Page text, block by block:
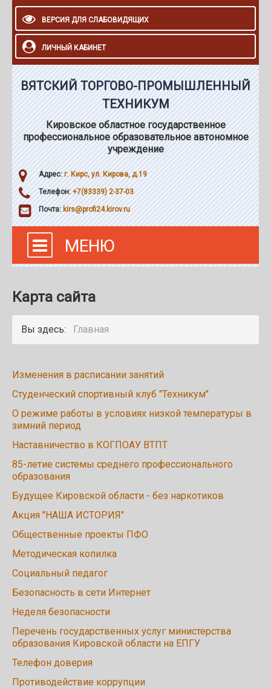
ВЕРСИЯ ДЛЯ СЛАБОВИДЯЩИХ
ЛИЧНЫЙ КАБИНЕТ
ВЯТСКИЙ ТОРГОВО-ПРОМЫШЛЕННЫЙ
ТЕХНИКУМ
Кировское областное государственное
профессиональное образовательное автономное
учреждение
Адрес: г. Кирс, ул. Кирова, д.19
Телефон: +7(83339) 2-37-03
Почта: kirs@profi24.kirov.ru
МЕНЮ
Карта сайта
Вы здесь: Главная
Изменения в расписании занятий
Студенческий спортивный клуб "Техникум"
О режиме работы в условиях низкой температуры в
зимний период
Наставничество в КОГПОАУ ВТПТ
85-летие системы среднего профессионального
образования
Будущее Кировской области - без наркотиков
Акция "НАША ИСТОРИЯ"
Общественные проекты ПФО
Методическая копилка
Социальный педагог
Безопасность в сети Интернет
Неделя безопасности
Перечень государственных услуг министерства
образования Кировской области на ЕПГУ
Телефон доверия
Противодействие коррупции